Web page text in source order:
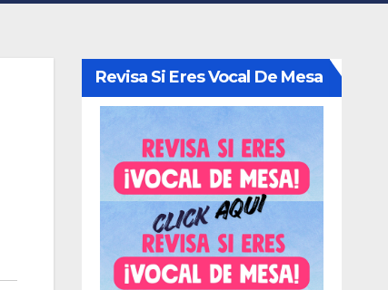
Revisa Si Eres Vocal De Mesa